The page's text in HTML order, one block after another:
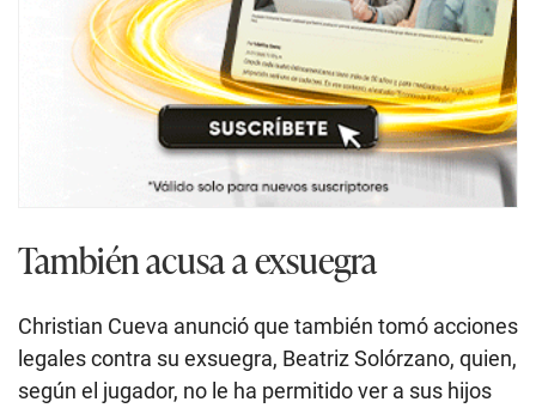
También acusa a exsuegra
Christian Cueva anunció que también tomó acciones
legales contra su exsuegra, Beatriz Solórzano, quien,
según el jugador, no le ha permitido ver a sus hijos